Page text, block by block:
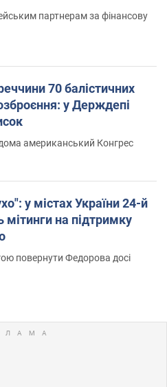
партнерам за фінансову
70 балістичних
у Держдепі
американський Конгрес
у містах України 24-й
мітинги на підтримку
повернути Федорова досі